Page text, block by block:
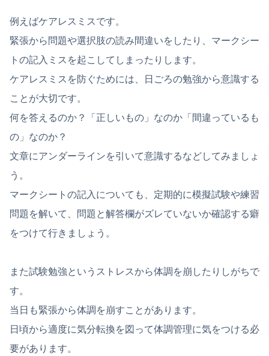
例えばケアレスミスです。
緊張から問題や選択肢の読み間違いをしたり、マークシー
トの記入ミスを起こしてしまったりします。
ケアレスミスを防ぐためには、日ごろの勉強から意識する
ことが大切です。
何を答えるのか？「正しいもの」なのか「間違っているも
の」なのか？
文章にアンダーラインを引いて意識するなどしてみましょ
う。
マークシートの記入についても、定期的に模擬試験や練習
問題を解いて、問題と解答欄がズレていないか確認する癖
をつけて行きましょう。
また試験勉強というストレスから体調を崩したりしがちで
す。
当日も緊張から体調を崩すことがあります。
日頃から適度に気分転換を図って体調管理に気をつける必
要があります。